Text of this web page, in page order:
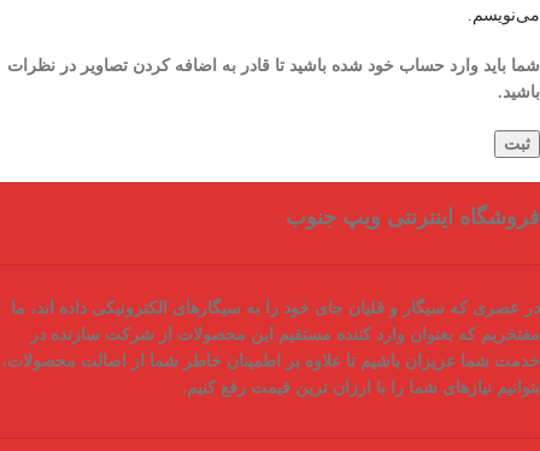
می‌نویسم.
شما باید وارد حساب خود شده باشید تا قادر به اضافه کردن تصاویر در نظرات
باشید.
فروشگاه اینترنتی ویپ جنوب
در عصری که سیگار و قلیان جای خود را به سیگارهای الکترونیکی داده اند، ما
مفتخریم که بعنوان وارد کننده مستقیم این محصولات از شرکت سازنده در
خدمت شما عزیزان باشیم تا علاوه بر اطمینان خاطر شما از
اصالت محصولات،
بتوانیم نیازهای شما را با ارزان ترین قیمت رفع کنیم.